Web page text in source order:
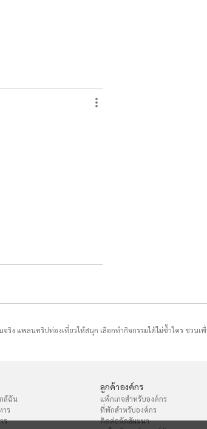
ง แพลนทริปท่องเที่ยวให้สนุก เลือกทำกิจกรรมได้ไม่ซ้ำใคร ชวนเ
ล้ฉัน
าร
ร
ลูกค้าองค์กร
แพ็กเกจสำหรับองค์กร
ที่พักสำหรับองค์กร
ติดต่อจัดสัมมนา